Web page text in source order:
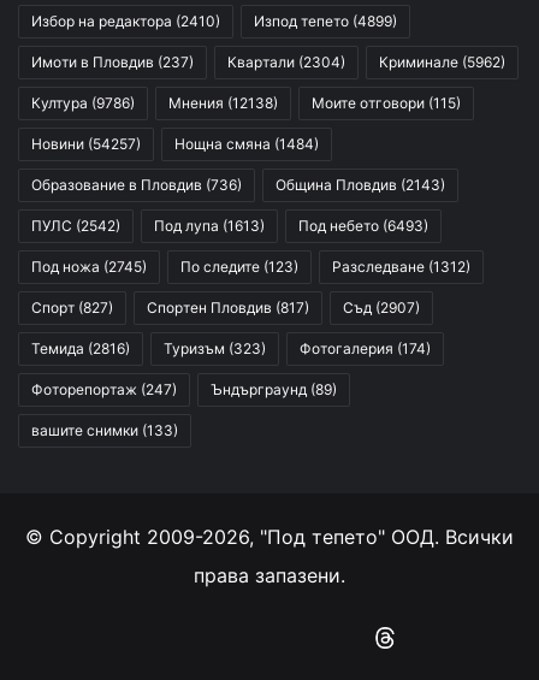
Избор на редактора (2410) Изпод тепето (4899)
Имоти в Пловдив (237) Квартали (2304) Криминале (5962)
Култура (9786) Мнения (12138) Моите отговори (115)
Новини (54257) Нощна смяна (1484)
Образование в Пловдив (736) Община Пловдив (2143)
ПУЛС (2542) Под лупа (1613) Под небето (6493)
Под ножа (2745) По следите (123) Разследване (1312)
Спорт (827) Спортен Пловдив (817) Съд (2907)
Темида (2816) Туризъм (323) Фотогалерия (174)
Фоторепортаж (247) Ъндърграунд (89)
вашите снимки (133)
© Copyright 2009-2026, "Под тепето" ООД. Всички
права запазени.
Instagram
RSS